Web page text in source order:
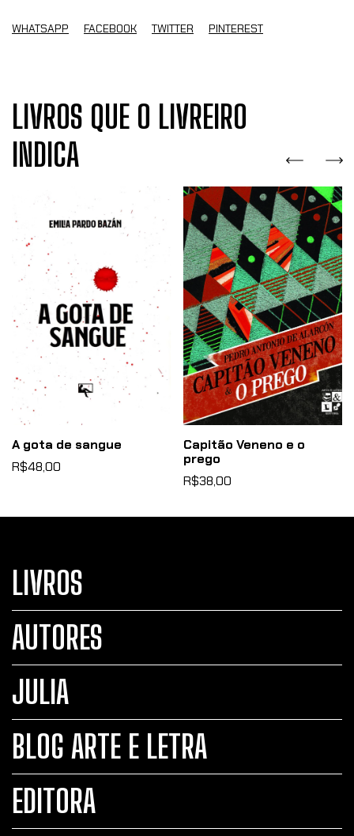
WHATSAPP FACEBOOK TWITTER PINTEREST
LIVROS QUE O LIVREIRO
INDICA
A gota de sangue
R$48,00
Capitão Veneno e o
prego
R$38,00
LIVROS
AUTORES
JULIA
BLOG ARTE E LETRA
EDITORA